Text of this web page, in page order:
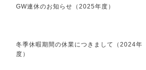
GW連休のお知らせ（2025年度）
冬季休暇期間の休業につきまして（2024年
度）